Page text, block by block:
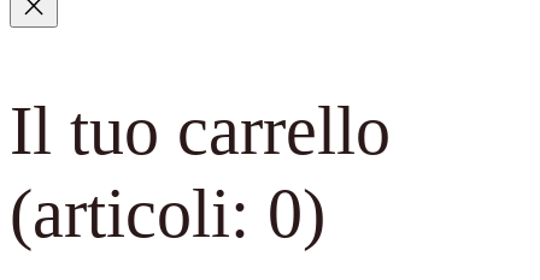
Il tuo carrello
(articoli: 0)